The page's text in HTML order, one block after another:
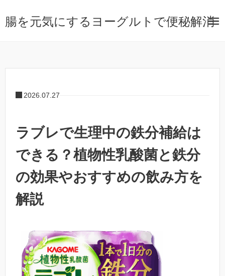
腸を元気にするヨーグルトで便秘解消
2026.07.27
ラブレで生理中の鉄分補給は
できる？植物性乳酸菌と鉄分
の効果やおすすめの飲み方を
解説